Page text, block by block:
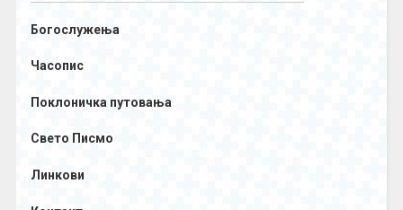
Богослужења
Часопис
Поклоничка путовања
Свето Писмо
Линкови